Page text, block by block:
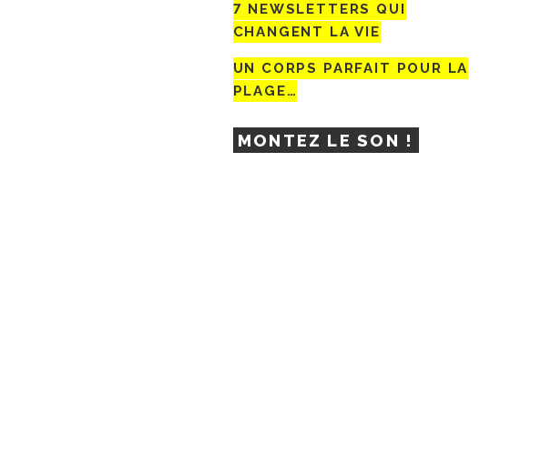
7 NEWSLETTERS QUI
CHANGENT LA VIE
UN CORPS PARFAIT POUR LA
PLAGE…
MONTEZ LE SON !